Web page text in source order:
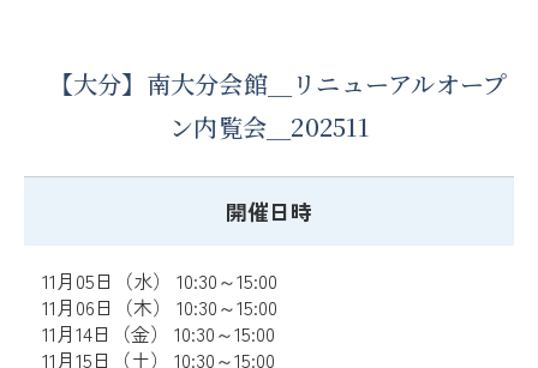
【大分】南大分会館＿リニューアルオープ
ン内覧会＿202511
開催日時
11月05日（水） 10:30～15:00
11月06日（木） 10:30～15:00
11月14日（金） 10:30～15:00
11月15日（土） 10:30～15:00